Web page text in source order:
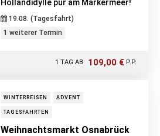
Hollandidylle pur am Markermeer!
19.08. (Tagesfahrt)
1 weiterer Termin
1 TAG AB 109,00 € P.P.
WINTERREISEN ADVENT
TAGESFAHRTEN
Weihnachtsmarkt Osnabrück